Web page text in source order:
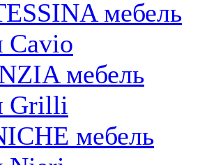
мебель
Сavio
мебель
Grilli
мебель